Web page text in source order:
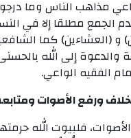
مذاهب الناس وما
الجمع مطلقا إلا في
(العشاءين) كما
إلى الله
الفقيه الواعي.
ورفع الأصوات
فلبيوت الله